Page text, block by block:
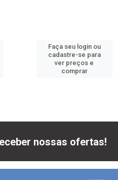
Faça seu login ou
cadastre-se para
ver preços e
comprar
nossas ofertas!